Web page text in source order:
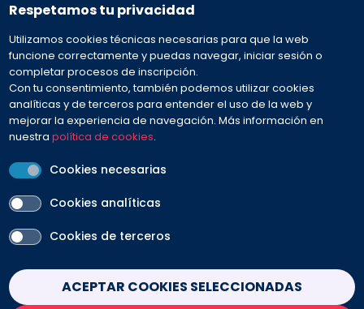
Respetamos tu privacidad
Utilizamos cookies técnicas necesarias para que la web
funcione correctamente y puedas navegar, iniciar sesión o
completar procesos de inscripción.
Con tu consentimiento, también podemos utilizar cookies
analíticas y de terceros para entender el uso de la web y
mejorar la experiencia de navegación. Más información en
nuestrapolítica de cookies.
Cookies necesarias
Cookies analíticas
Cookies de terceros
ACEPTAR COOKIES SELECCIONADAS
Withdraw consent
932 594 381
Preguntas frecuentes
Envíanos tu mensaje
PEU Aviso legal Contacto
SÍGUENOS